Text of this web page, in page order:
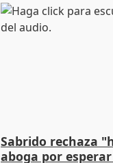
Sabrido rechaza
aboga por